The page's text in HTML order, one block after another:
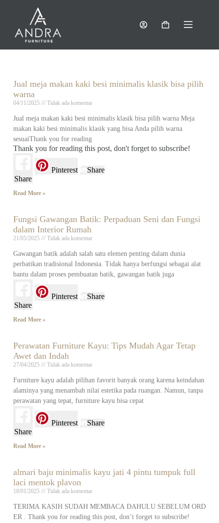
Jual meja makan kaki besi minimalis klasik bisa pilih
warna
04/11/2025 Tidak ada komentar
Jual meja makan kaki besi minimalis klasik bisa pilih warna Meja
makan kaki besi minimalis klasik yang bisa Anda pilih warna
sesuaiThank you for reading
Thank you for reading this post, don't forget to subscribe!
Share
Pinterest Share
Read More »
Fungsi Gawangan Batik: Perpaduan Seni dan Fungsi
dalam Interior Rumah
21/05/2025 Tidak ada komentar
Gawangan batik adalah salah satu elemen penting dalam dunia
perbatikan tradisional Indonesia. Tidak hanya berfungsi sebagai alat
bantu dalam proses pembuatan batik, gawangan batik juga
Share
Pinterest Share
Read More »
Perawatan Furniture Kayu: Tips Mudah Agar Tetap
Awet dan Indah
27/04/2025 Tidak ada komentar
Furniture kayu adalah pilihan favorit banyak orang karena keindahan
alaminya yang menambah nilai estetika pada ruangan. Namun, tanpa
perawatan yang tepat, furniture kayu bisa cepat
Share
Pinterest Share
Read More »
almari baju minimalis kayu jati 4 pintu tumpuk full
laci mentok plavon
18/01/2025 Tidak ada komentar
TERIMA KASIH SUDAH MEMBACA DAHULU SEBELUM ORD
ER . Thank you for reading this post, don’t forget to subscribe!